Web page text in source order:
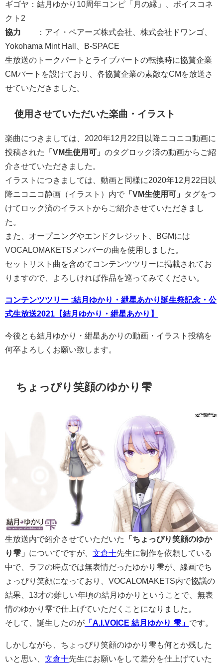
ギゴヤ：結月ゆかり10周年コンピ「月の縁」、ボイスコネ
クト2
協力 ：アイ・ペアーズ株式会社、株式会社ドワンゴ、
Yokohama Mint Hall、B-SPACE
生放送のトークパートとライブパートの転換時に協賛企業
CMパートを設けており、各協賛企業の素敵なCMを放送さ
せていただきました。
使用させていただいた楽曲・イラスト
楽曲につきましては、2020年12月22日以降ニコニコ動画に
投稿された
「VM生使用可」 のタグロック済の動画からご紹
介させていただきました。
イラストにつきましては、動画と同様に2020年12月22日以
降ニコニコ静画（イラスト）内で 「VM生使用可」
タグをつ
けてロック済のイラストからご紹介させていただきまし
た。
また、オープニングやエンドクレジット、BGMには
VOCALOMAKETSメンバーの曲を使用しました。
セットリスト曲を含めてコンテンツツリーに掲載されてお
りますので、よろしければ作品を巡ってみてください。
コンテンツツリー :結月ゆかり・紲星あかり誕生祭記念・公
式生放送2021【結月ゆかり・紲星あかり】
今後とも結月ゆかり・紲星あかりの動画・イラスト投稿を
何卒よろしくお願い致します。
ちょっぴり笑顔のゆかり雫
生放送内で紹介させていただいた
「ちょっぴり笑顔のゆか
り雫」 についてですが、 文倉十先生に制作を依頼している
中で、ラフの時点では無表情だったゆかり雫が、線画でち
ょっぴり笑顔になっており、VOCALOMAKETS内で協議の
結果、13才の難しい年頃の結月ゆかりということで、無表
情のゆかり雫で仕上げていただくことになりました。
そして、誕生したのが 「A.I.VOICE 結月ゆかり 雫」 です。
しかしながら、ちょっぴり笑顔のゆかり雫も何とか残した
いと思い、 文倉十先生にお願いをして差分を仕上げていた